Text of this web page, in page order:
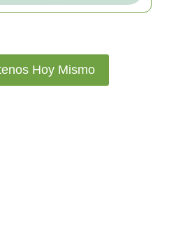
Hoy Mismo